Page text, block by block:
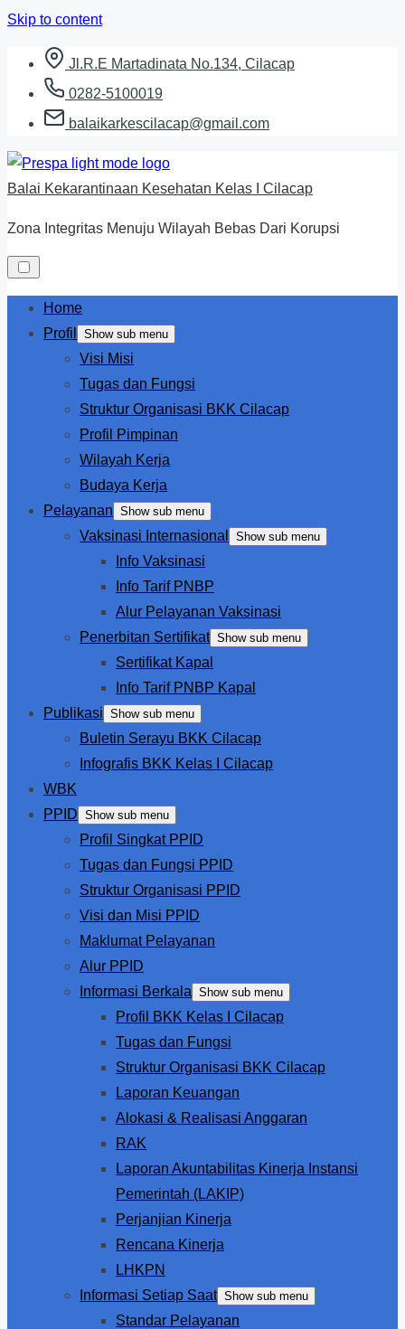
Skip to content
Jl.R.E Martadinata No.134, Cilacap
0282-5100019
balaikarkescilacap@gmail.com
Balai Kekarantinaan Kesehatan Kelas I Cilacap
Zona Integritas Menuju Wilayah Bebas Dari Korupsi
Home
Profil
Show sub menu
Visi Misi
Tugas dan Fungsi
Struktur Organisasi BKK Cilacap
Profil Pimpinan
Wilayah Kerja
Budaya Kerja
Pelayanan Show sub menu
Vaksinasi Internasional Show sub menu
Info Vaksinasi
Info Tarif PNBP
Alur Pelayanan Vaksinasi
Penerbitan Sertifikat Show sub menu
Sertifikat Kapal
Info Tarif PNBP Kapal
Publikasi Show sub menu
Buletin Serayu BKK Cilacap
Infografis BKK Kelas I Cilacap
WBK
PPID Show sub menu
Profil Singkat PPID
Tugas dan Fungsi PPID
Struktur Organisasi PPID
Visi dan Misi PPID
Maklumat Pelayanan
Alur PPID
Informasi Berkala Show sub menu
Profil BKK Kelas I Cilacap
Tugas dan Fungsi
Struktur Organisasi BKK Cilacap
Laporan Keuangan
Alokasi & Realisasi Anggaran
RAK
Laporan Akuntabilitas Kinerja Instansi
Pemerintah (LAKIP)
Perjanjian Kinerja
Rencana Kinerja
LHKPN
Informasi Setiap Saat Show sub menu
Standar Pelayanan